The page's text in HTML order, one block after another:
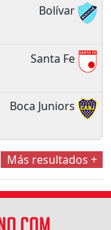
Bolívar
Santa Fe
Boca Juniors
Más resultados +